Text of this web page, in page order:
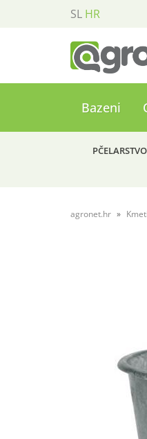
SL HR
Bazeni
PČELARSTVO
agronet.hr